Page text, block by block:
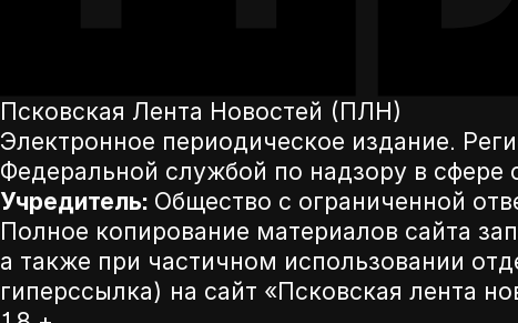
Псковская Лента Новостей (ПЛН)
Электронное периодическое издание.
Федеральной службой по надзору в
Учредитель: Общество с ограниченной
Полное копирование материалов сайта
а также при частичном использовании
гиперссылка) на сайт «Псковская лента